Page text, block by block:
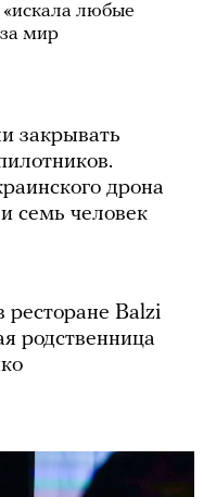
любые
мир
закрывать
дрона
семь человек
ресторане Balzi
родственница